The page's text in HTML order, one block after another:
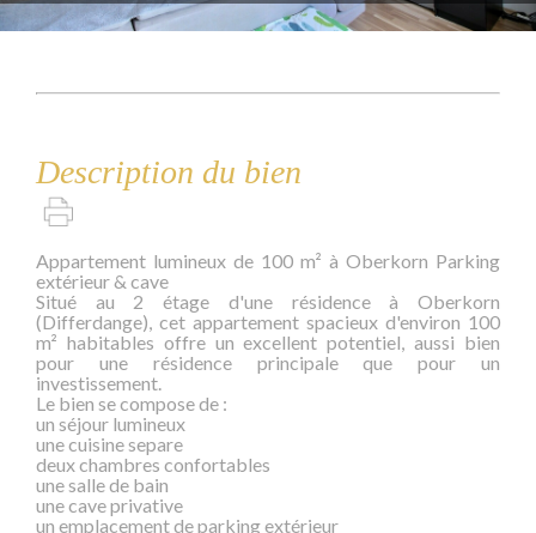
Description du bien
Appartement lumineux de 100 m² à Oberkorn Parking
extérieur & cave
Situé au 2 étage d'une résidence à Oberkorn
(Differdange), cet appartement spacieux d'environ 100
m² habitables offre un excellent potentiel, aussi bien
pour une résidence principale que pour un
investissement.
Le bien se compose de :
un séjour lumineux
une cuisine separe
deux chambres confortables
une salle de bain
une cave privative
un emplacement de parking extérieur